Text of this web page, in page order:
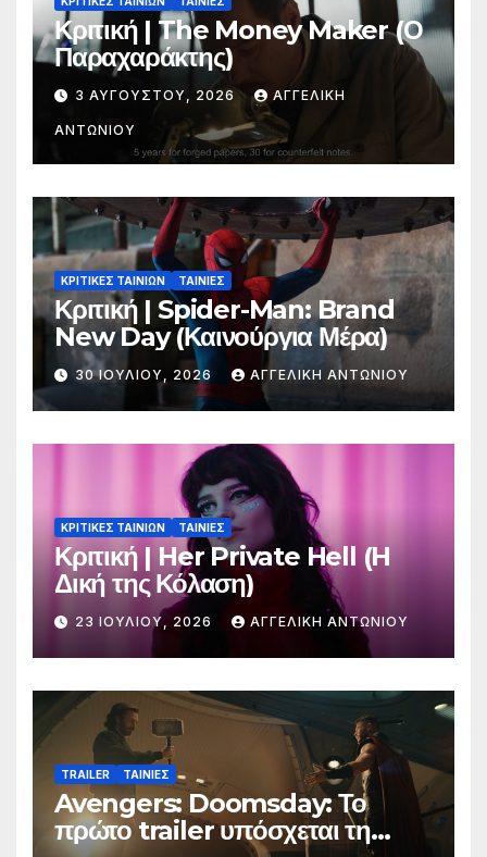
Κριτική | The Money Maker (Ο
Παραχαράκτης)
3 ΑΥΓΟΎΣΤΟΥ, 2026 ΑΓΓΕΛΙΚΉ
ΑΝΤΩΝΊΟΥ
ΚΡΙΤΙΚΕΣ ΤΑΙΝΙΩΝ ΤΑΙΝΙΕΣ
Κριτική | Spider-Man: Brand
New Day (Καινούργια Μέρα)
30 ΙΟΥΛΊΟΥ, 2026 ΑΓΓΕΛΙΚΉ ΑΝΤΩΝΊΟΥ
ΚΡΙΤΙΚΕΣ ΤΑΙΝΙΩΝ ΤΑΙΝΙΕΣ
Κριτική | Her Private Hell (H
Δική της Κόλαση)
23 ΙΟΥΛΊΟΥ, 2026 ΑΓΓΕΛΙΚΉ ΑΝΤΩΝΊΟΥ
TRAILER ΤΑΙΝΙΕΣ
Avengers: Doomsday: Το
πρώτο trailer υπόσχεται τη